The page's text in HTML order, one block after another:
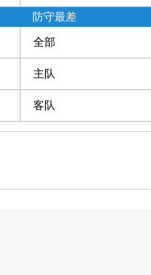
防守最差
全部
主队
客队